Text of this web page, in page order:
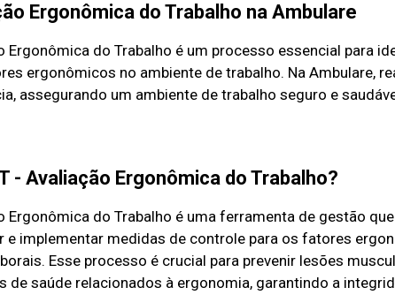
Ergonômica do Trabalho na Ambulare
Ergonômica do Trabalho é um processo essencial para
ergonômicos no ambiente de trabalho. Na Ambulare,
assegurando um ambiente de trabalho seguro e
- Avaliação Ergonômica do Trabalho?
Ergonômica do Trabalho é uma ferramenta de gestão
e implementar medidas de controle para os fatores
Esse processo é crucial para prevenir lesões
de saúde relacionados à ergonomia, garantindo a